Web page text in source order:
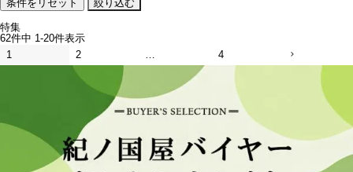
特集
62件中 1 -20件表示
1
2 4